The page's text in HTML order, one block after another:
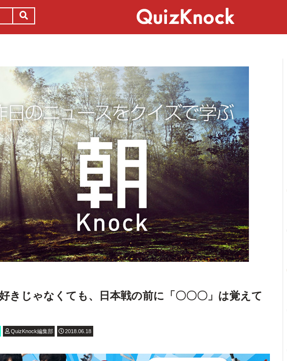
きじゃなくても、日本戦の前に「〇〇〇」は覚えて
QuizKnock編集部 2018.06.18